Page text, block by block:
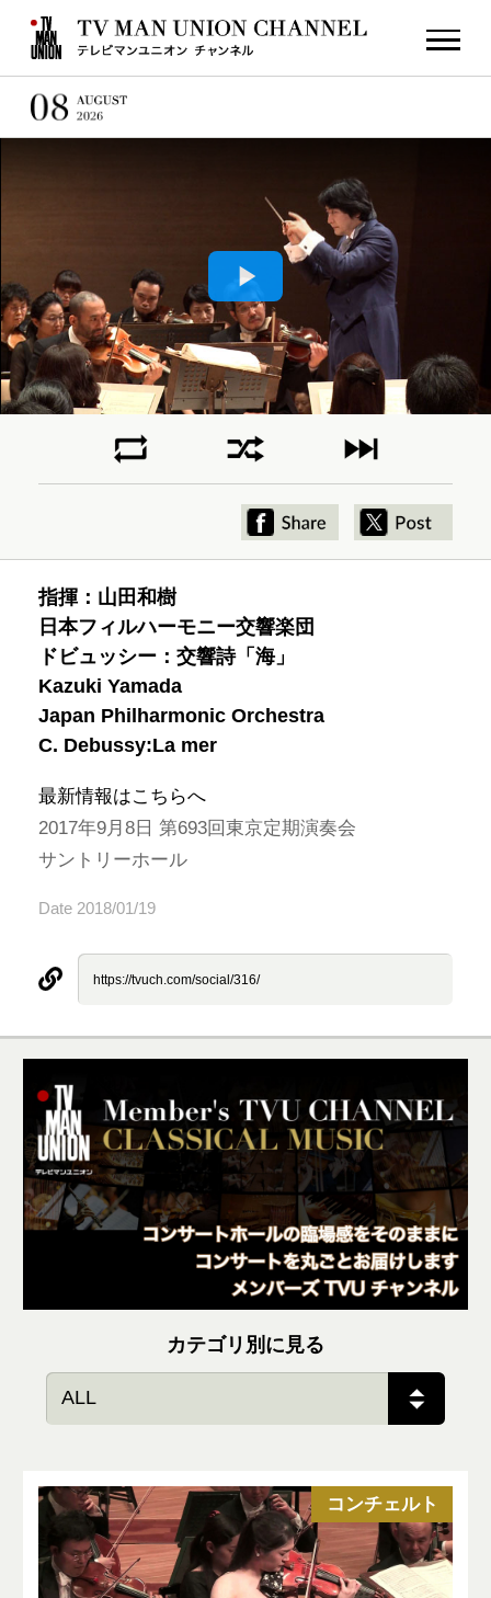
指揮：山田和樹
日本フィルハーモニー交響楽団
ドビュッシー：交響詩「海」
Kazuki Yamada
Japan Philharmonic Orchestra
C. Debussy:La mer
最新情報はこちらへ
2017年9月8日 第693回東京定期演奏会
サントリーホール
Date 2018/01/19
カテゴリ別に見る
ALL
コンチェルト